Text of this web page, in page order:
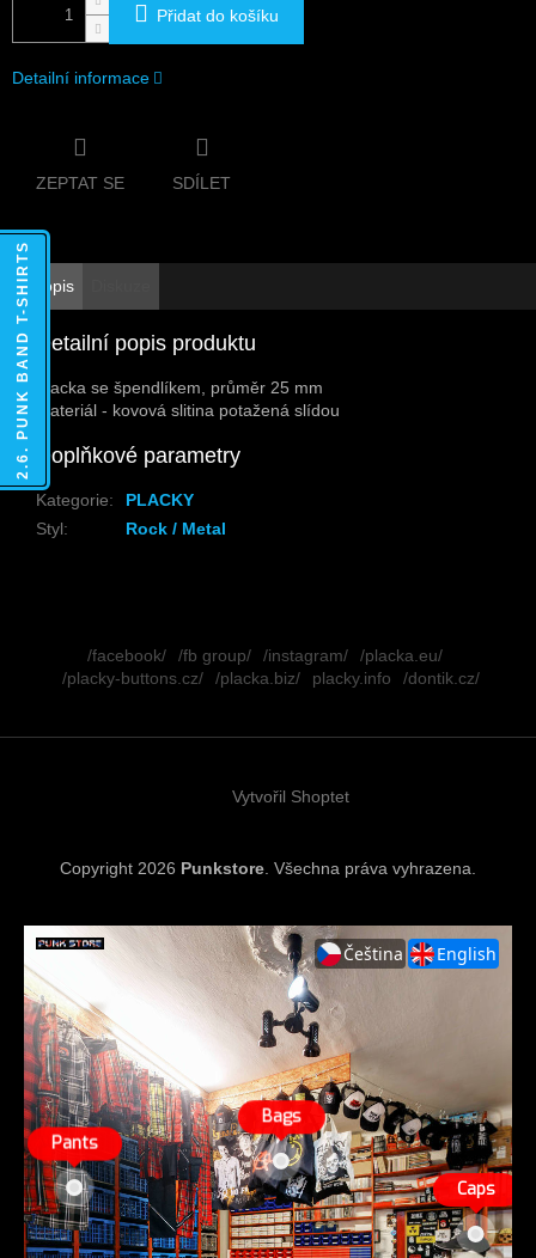
Přidat do košíku
Detailní informace
ZEPTAT SE SDÍLET
Popis
Detailní popis produktu
Placka se špendlíkem, průměr 25 mm
Materiál - kovová slitina potažená slídou
Doplňkové parametry
Kategorie:
PLACKY
Styl: Rock / Metal
/facebook/ /fb group/ /instagram/
/placka.eu/
/placky-buttons.cz/
/placka.biz/ placky.info /dontik.cz/
Vytvořil Shoptet
Copyright 2026 Punkstore . Všechna práva vyhrazena.
2.6. PUNK BAND T-SHIRTS